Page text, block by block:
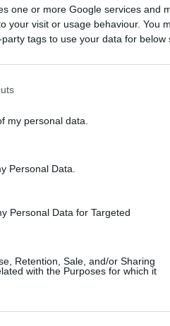
one or more Google services and
your visit or usage behaviour. You
tags to use your data for below
my personal data.
Personal Data.
Personal Data for Targeted
Retention, Sale, and/or Sharing
with the Purposes for which it